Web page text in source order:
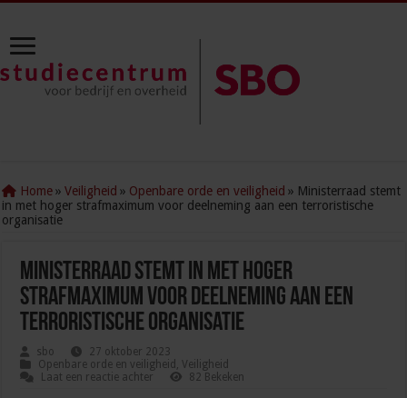
Home » Veiligheid » Openbare orde en veiligheid » Ministerraad stemt
in met hoger strafmaximum voor deelneming aan een terroristische
organisatie
Ministerraad stemt in met hoger
strafmaximum voor deelneming aan een
terroristische organisatie
sbo
27 oktober 2023
Openbare orde en veiligheid ,Veiligheid
Laat een reactie achter
82 Bekeken